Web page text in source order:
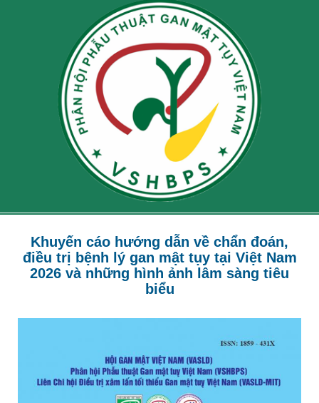
Khuyến cáo hướng dẫn về chẩn đoán,
điều trị bệnh lý gan mật tụy tại Việt Nam
2026 và những hình ảnh lâm sàng tiêu
biểu